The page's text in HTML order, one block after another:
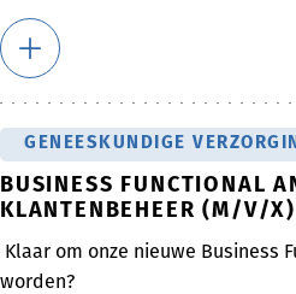
GENEESKUNDIGE
BUSINESS FUNCTIONAL
KLANTENBEHEER (M/V/X)
Klaar om onze nieuwe Business
worden?